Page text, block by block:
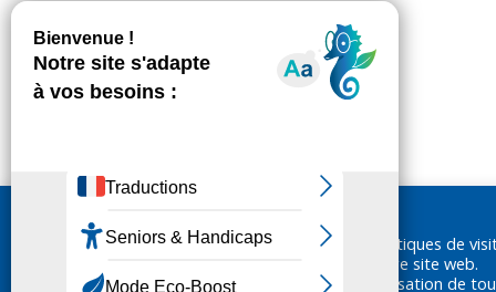
Nous utilisons des cookies pour réaliser des statistiques de
ainsi vous garantir la meilleure expérience sur notre site web.
En cliquant sur «Accepter», vous consentez à l'utilisation de